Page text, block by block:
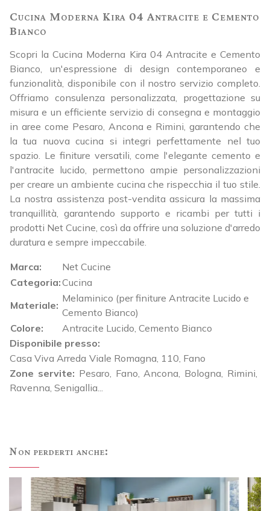
Cucina Moderna Kira 04 Antracite e Cemento
Bianco
Scopri la Cucina Moderna Kira 04 Antracite e Cemento
Bianco, un'espressione di design contemporaneo e
funzionalità, disponibile con il nostro servizio completo.
Offriamo consulenza personalizzata, progettazione su
misura e un efficiente servizio di consegna e montaggio
in aree come Pesaro, Ancona e Rimini, garantendo che
la tua nuova cucina si integri perfettamente nel tuo
spazio. Le finiture versatili, come l'elegante cemento e
l'antracite lucido, permettono ampie personalizzazioni
per creare un ambiente cucina che rispecchia il tuo stile.
La nostra assistenza post-vendita assicura la massima
tranquillità, garantendo supporto e ricambi per tutti i
prodotti Net Cucine, così da offrire una soluzione d'arredo
duratura e sempre impeccabile.
Marca:
Net Cucine
Categoria:Cucina
Materiale:
Melaminico (per finiture Antracite Lucido e
Cemento Bianco)
Colore:
Antracite Lucido, Cemento Bianco
Disponibile presso:
Casa Viva Arreda Viale Romagna, 110 Fano
Zone servite: Pesaro, Fano, Ancona, Bologna, Rimini,
Ravenna, Senigallia...
Non perderti anche: